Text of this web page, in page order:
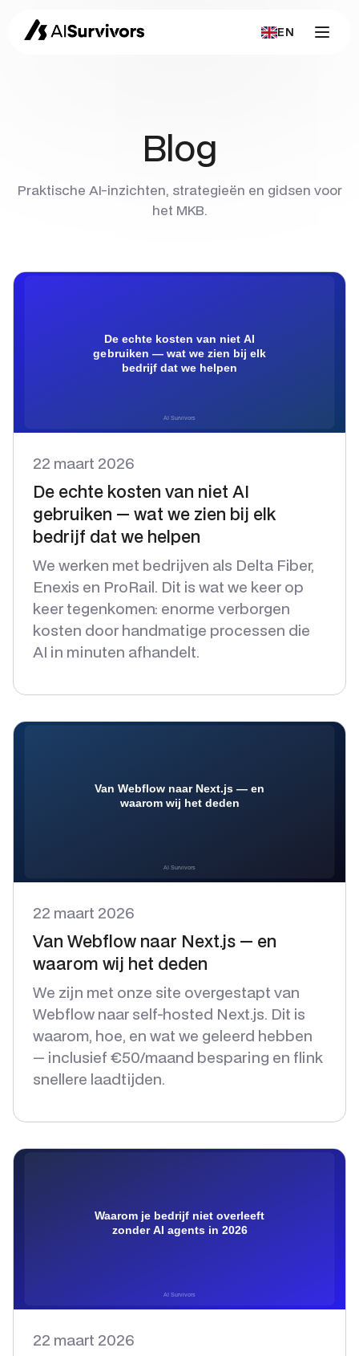
EN
Blog
Praktische AI-inzichten, strategieën en gidsen voor
het MKB.
22 maart 2026
De echte kosten van niet AI
gebruiken — wat we zien bij elk
bedrijf dat we helpen
We werken met bedrijven als Delta Fiber,
Enexis en ProRail. Dit is wat we keer op
keer tegenkomen: enorme verborgen
kosten door handmatige processen die
AI in minuten afhandelt.
22 maart 2026
Van Webflow naar Next.js — en
waarom wij het deden
We zijn met onze site overgestapt van
Webflow naar self-hosted Next.js. Dit is
waarom, hoe, en wat we geleerd hebben
— inclusief €50/maand besparing en flink
snellere laadtijden.
22 maart 2026